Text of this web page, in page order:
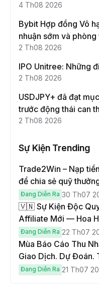
4 Th08 2026
Bybit Hợp đồng Vô
nhuận sớm và phòng
2 Th08 2026
IPO Unitree: Những
2 Th08 2026
USDJPY+ đã đạt
trước động thái can
Nhật!
2 Th08 2026
Sự Kiện Trending
Trade2Win – Nạp
để chia sẻ quỹ
USDT
Đang Diễn Ra 30 Th07
🇻🇳 Sự Kiện Độc
Affiliate Mới — Hoa
Hoàn Phí Qua Đêm
Đang Diễn Ra 22 Th07
Mùa Báo Cáo Thu
Giao Dịch. Dự Đoán.
Cybertruck!
Đang Diễn Ra 21 Th07